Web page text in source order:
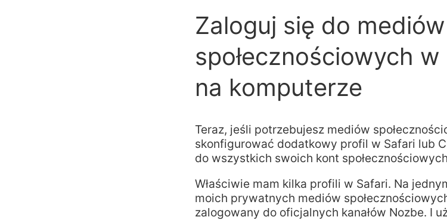
Zaloguj się do mediów
społecznościowych
na komputerze
Teraz, jeśli potrzebujesz mediów
skonfigurować dodatkowy profil w Safari lub
do wszystkich swoich kont
Właściwie mam kilka profili w Safari. Na
moich prywatnych mediów
zalogowany do oficjalnych kanałów Nozbe. I